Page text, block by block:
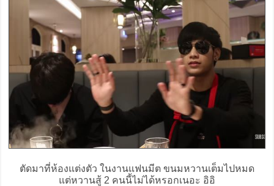
ตัดมาที่ห้องแต่งตัว ในงานแฟนมีต ขนมหวานเต็มไปหมด
แต่หวานสู้ 2 คนนี้ไม่ได้หรอกเนอะ อิอิ